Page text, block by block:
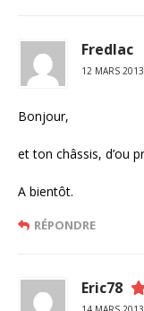
Fredlac
12 MARS
Bonjour,
et ton châssis, d’ou
A bientôt.
RÉPONDRE
Eric78